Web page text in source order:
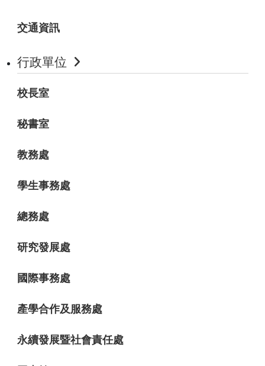
交通資訊
行政單位
校長室
秘書室
教務處
學生事務處
總務處
研究發展處
國際事務處
產學合作及服務處
永續發展暨社會責任處